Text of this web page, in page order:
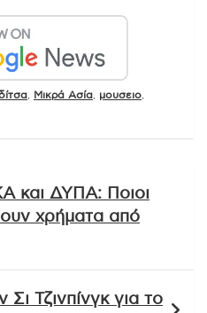
Μικρά Ασία μουσειο
και ΔΥΠΑ: Ποιοι
χρήματα από
Σι Τζινπίνγκ για το